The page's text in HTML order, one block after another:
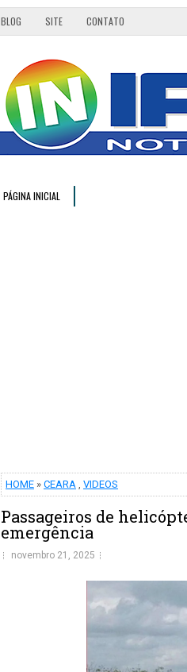
BLOG SITE CONTATO
PÁGINA INICIAL
HOME » CEARA , VIDEOS
Passageiros de
emergência
novembro 21, 2025